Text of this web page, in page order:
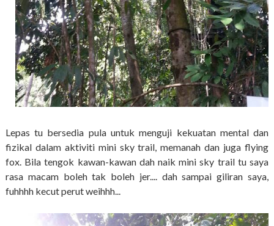
Lepas tu bersedia pula untuk menguji kekuatan mental dan
fizikal dalam aktiviti mini sky trail, memanah dan juga flying
fox. Bila tengok kawan-kawan dah naik mini sky trail tu saya
rasa macam boleh tak boleh jer.... dah sampai giliran saya,
fuhhhh kecut perut weihhh...